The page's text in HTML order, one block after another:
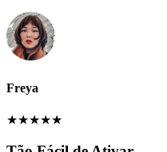
Freya
★★★★★